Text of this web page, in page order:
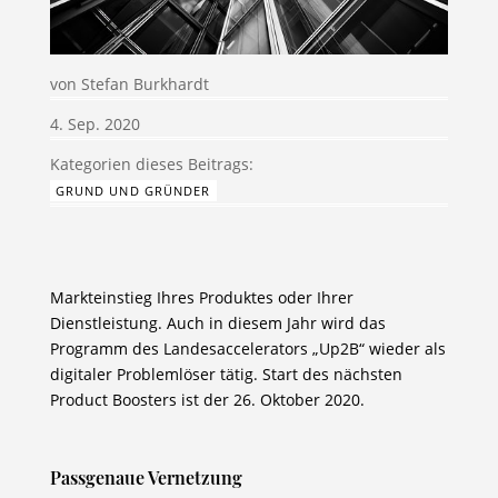
von Stefan Burkhardt
4. Sep. 2020
GRUND UND GRÜNDER
Markteinstieg Ihres Produktes oder Ihrer
Dienstleistung. Auch in diesem Jahr wird das
Programm des Landesaccelerators „Up2B“ wieder als
digitaler Problemlöser tätig. Start des nächsten
Product Boosters ist der 26. Oktober 2020.
Passgenaue Vernetzung